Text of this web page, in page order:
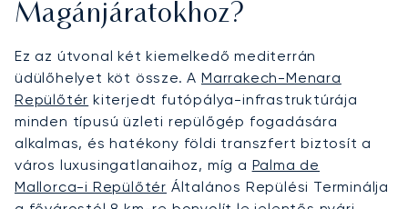
Magánjáratokhoz?
Ez az útvonal két kiemelkedő mediterrán
üdülőhelyet köt össze. AMarrakech-Menara
Repülőtér kiterjedt futópálya-infrastruktúrája
minden típusú üzleti repülőgép fogadására
alkalmas, és hatékony földi transzfert biztosít a
város luxusingatlanaihoz, míg a Palma de
Mallorca-i Repülőtér Általános Repülési Terminálja